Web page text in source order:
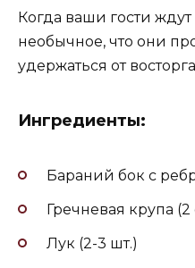
Когда ваши гости ждут
необычное, что они
удержаться от
Ингредиенты:
Бараний бок с
Гречневая крупа (2
Лук (2-3 шт.)